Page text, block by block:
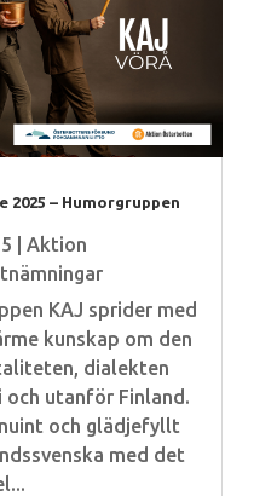
– Humorgruppen
Aktion
KAJ sprider med
kunskap om den
dialekten
och utanför Finland.
och glädjefyllt
med det